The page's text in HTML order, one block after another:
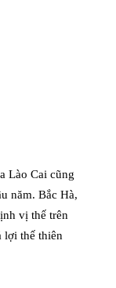
Lào Cai cũng
năm. Bắc Hà,
vị thế trên
lợi thế thiên